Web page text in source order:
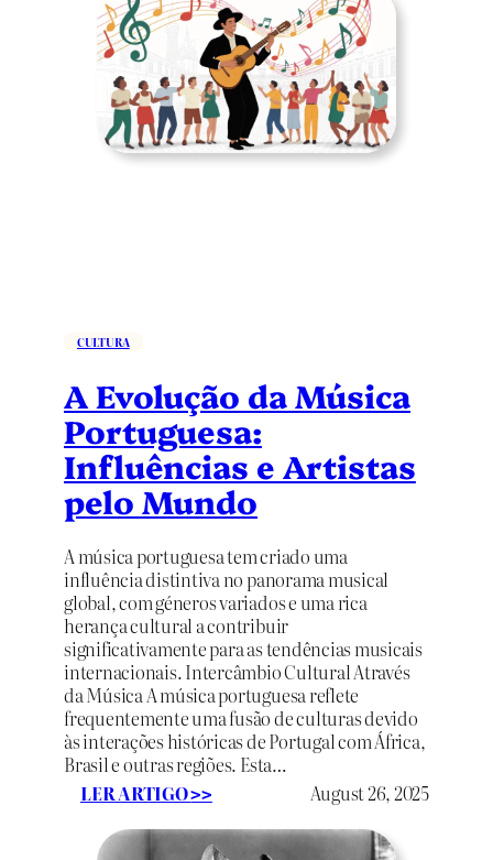
1
0
c
l
u
b
e
l
m
a
i
s
a
n
t
i
g
o
s
CULTURA
A Evolução da Música
Portuguesa:
Influências e Artistas
pelo Mundo
A música portuguesa tem criado uma
influência distintiva no panorama musical
global, com géneros variados e uma rica
herança cultural a contribuir
significativamente para as tendências musicais
internacionais. Intercâmbio Cultural Através
da Música A música portuguesa reflete
frequentemente uma fusão de culturas devido
às interações históricas de Portugal com África,
Brasil e outras regiões. Esta…
LER ARTIGO>>:
E
August 26, 2025